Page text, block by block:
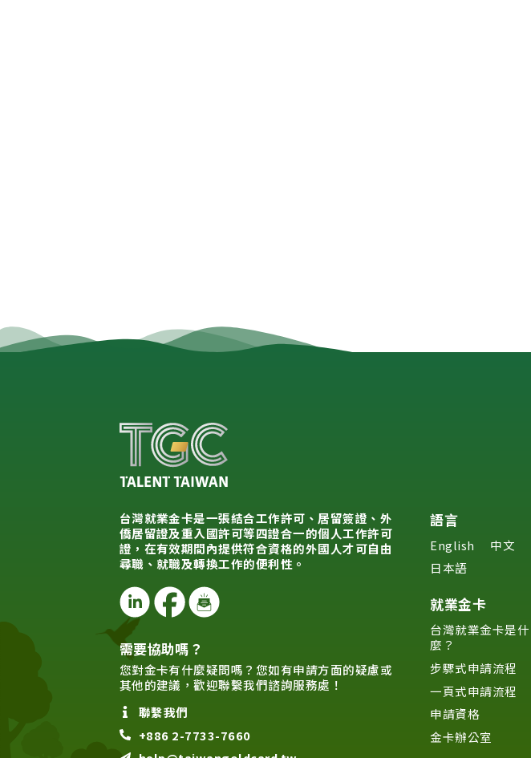
台灣就業金卡是一張結合工作許可、居留簽證、外
僑居留證及重入國許可等四證合一的個人工作許可
證，在有效期間內提供符合資格的外國人才可自由
尋職、就職及轉換工作的便利性。
需要協助嗎？
您對金卡有什麼疑問嗎？您如有申請方面的疑慮或
其他的建議，歡迎聯繫我們諮詢服務處！
聯繫我們
+886 2-7733-7660
語言
English
中文
日本語
就業金卡
台灣就業金卡是什
麼？
步驟式申請流程
一頁式申請流程
申請資格
金卡辦公室